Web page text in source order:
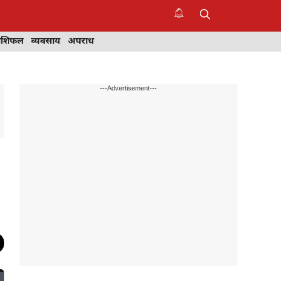
व्यवसाय अपराध
---Advertisement---